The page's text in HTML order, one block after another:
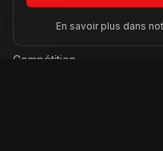
Actualités
Modèles
Compétition
En savoir plus dans